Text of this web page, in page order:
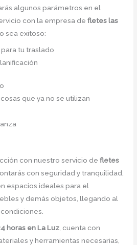
algunos parámetros en el
con la empresa defletes las
sea exitoso:
tu traslado
que ya no se utilizan
con nuestro servicio defletes
con seguridad y tranquilidad,
espacios ideales para el
y demás objetos, llegando al
horas en La Luz , cuenta con
y herramientas necesarias,